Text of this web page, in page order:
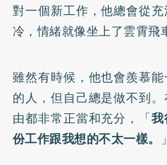
對一個新工作，他總會從
冷，情緒就像坐上了雲霄飛
雖然有時候，他也會羨慕
的人，但自己總是做不到
由都非常正當和充分，「
份工作跟我想的不太一樣。
」